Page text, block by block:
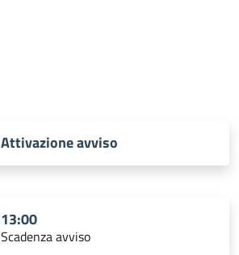
Attivazione avviso
13:00
Scadenza avviso